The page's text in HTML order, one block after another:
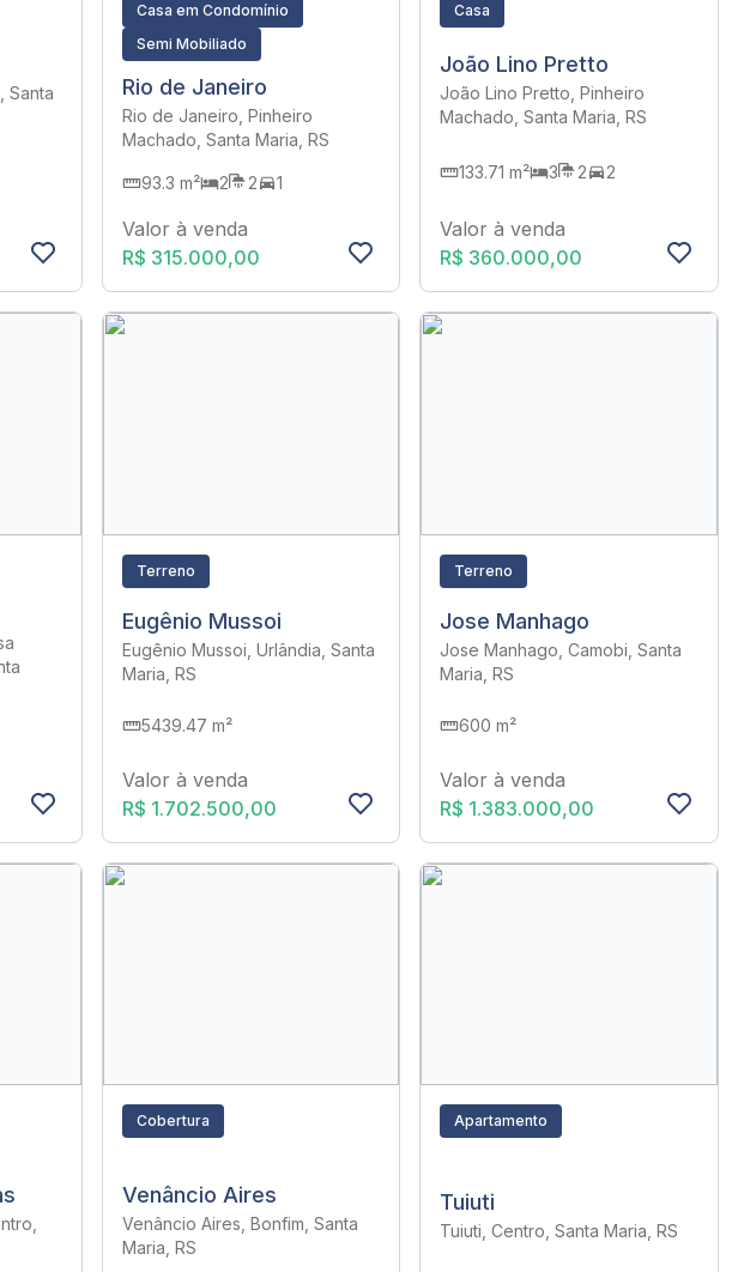
Santa
Casa em Condomínio
Semi Mobiliado
Rio de Janeiro
Rio de Janeiro, Pinheiro
Machado, Santa Maria, RS
93.3 m² 2 2 1
Valor à venda
R$ 315.000,00
Casa
João Lino Pretto
João Lino Pretto, Pinheiro
Machado, Santa Maria, RS
133.71 m² 3 2 2
Valor à venda
R$ 360.000,00
Terreno
Eugênio Mussoi
Eugênio Mussoi, Urlândia, Santa
Maria, RS
5439.47 m²
Valor à venda
R$ 1.702.500,00
Terreno
Jose Manhago
Jose Manhago, Camobi, Santa
Maria, RS
600 m²
Valor à venda
R$ 1.383.000,00
Cobertura
Venâncio Aires
Venâncio Aires, Bonfim, Santa
Maria, RS
Apartamento
Tuiuti
Tuiuti, Centro, Santa Maria, RS